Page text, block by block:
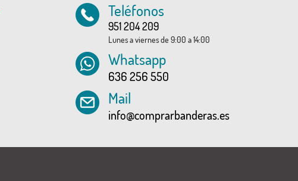
Teléfonos
951 204 209
Lunes a viernes de 9:00 a 14:00
Whatsapp
636 256 550
Mail
info@comprarbanderas.es